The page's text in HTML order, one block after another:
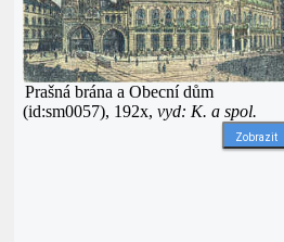
Prašná brána a Obecní dům
(id:sm0057), 192x, vyd: K. a spol.
Zobrazit